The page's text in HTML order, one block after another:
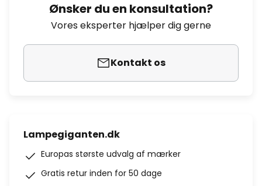
Ønsker du en konsultation?
Vores eksperter hjælper dig gerne
Kontakt os
Lampegiganten.dk
Europas største udvalg af mærker
Gratis retur inden for 50 dage